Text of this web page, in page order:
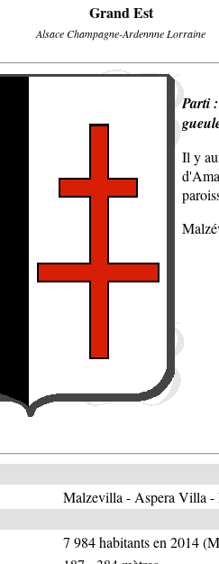
Grand Est
Alsace Champagne-Ardennne Lorraine
Parti
Il y
Malzevilla - Aspera Villa
7 984 habitants en 2014